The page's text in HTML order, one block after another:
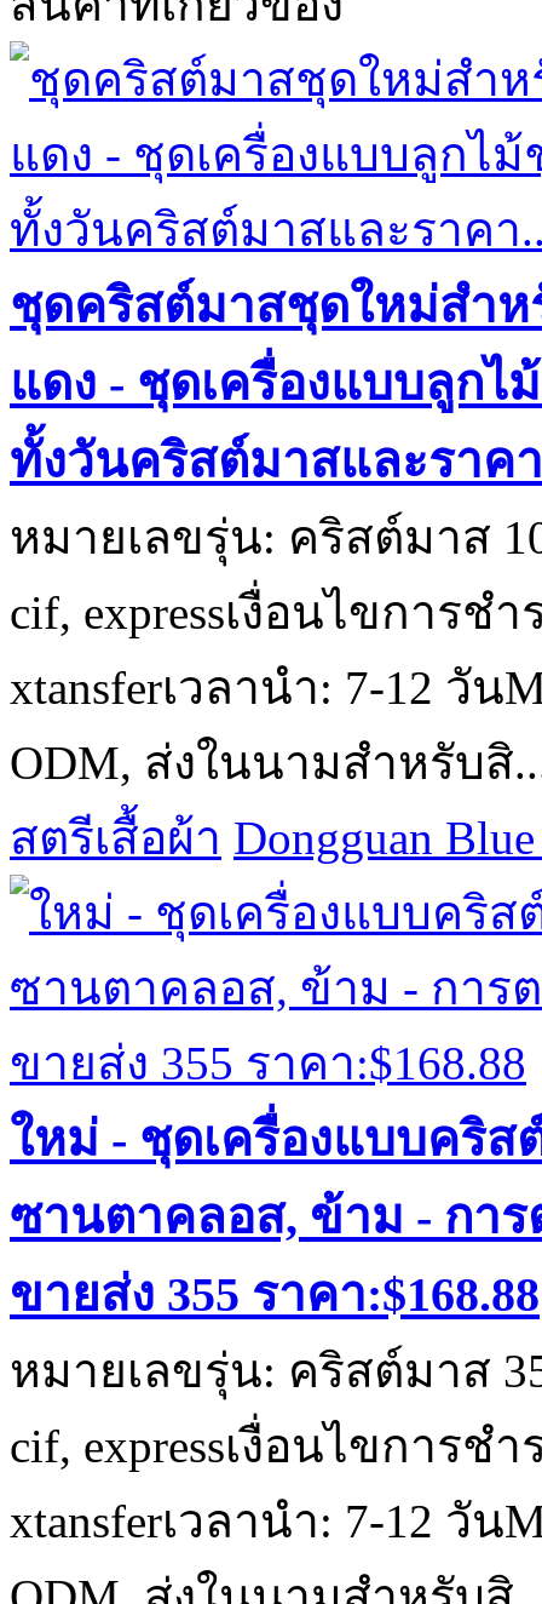
ชุดคริสต์มาสชุดใหม่สำห
แดง - ชุดเครื่องแบบลูก
ทั้งวันคริสต์มาสและราคา
หมายเลขรุ่น: คริสต์มาส
cif, expressเงื่อนไขการช
xtansferเวลานำ: 7-12 วัน
ODM, ส่งในนามสำหรับสิ
สตรีเสื้อผ้า Dongguan
ใหม่ - ชุดเครื่องแบบคริส
ซานตาคลอส, ข้าม - กา
ขายส่ง 355 ราคา:$168.88
หมายเลขรุ่น: คริสต์มาส
cif, expressเงื่อนไขการช
xtansferเวลานำ: 7-12 วัน